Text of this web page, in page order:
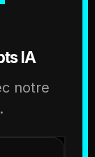
IA
notre